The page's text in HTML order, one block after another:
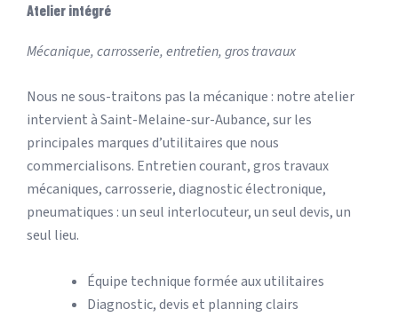
Atelier intégré
Mécanique, carrosserie, entretien, gros travaux
Nous ne sous-traitons pas la mécanique : notre atelier
intervient à Saint-Melaine-sur-Aubance, sur les
principales marques d’utilitaires que nous
commercialisons. Entretien courant, gros travaux
mécaniques, carrosserie, diagnostic électronique,
pneumatiques : un seul interlocuteur, un seul devis, un
seul lieu.
Équipe technique formée aux utilitaires
Diagnostic, devis et planning clairs